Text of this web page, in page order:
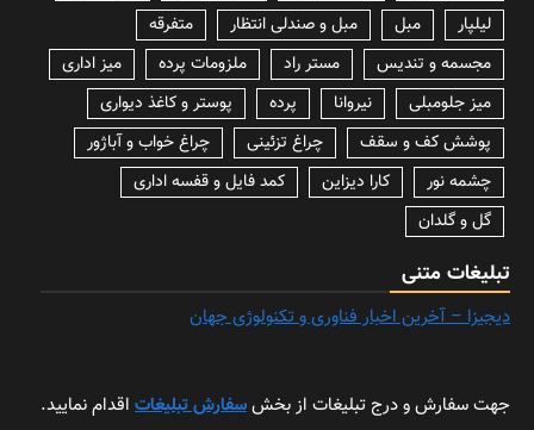
لیلپار
مبل مبل و صندلی انتظار
متفرقه
مجسمه و تندیس
مستر راد ملزومات پرده
میز اداری
میز جلومبلی
نیروانا پرده
پوستر و کاغذ دیواری
پوشش کف و سقف
چراغ تزئینی
چراغ خواب و آباژور
چشمه نور
کارا دیزاین
کمد فایل و قفسه اداری
گل و گلدان
تبلیغات متنی
دیجیزا – آخرین اخبار فناوری و تکنولوژی جهان
جهت سفارش و درج تبلیغات از بخشسفارش تبلیغات اقدام نمایید.